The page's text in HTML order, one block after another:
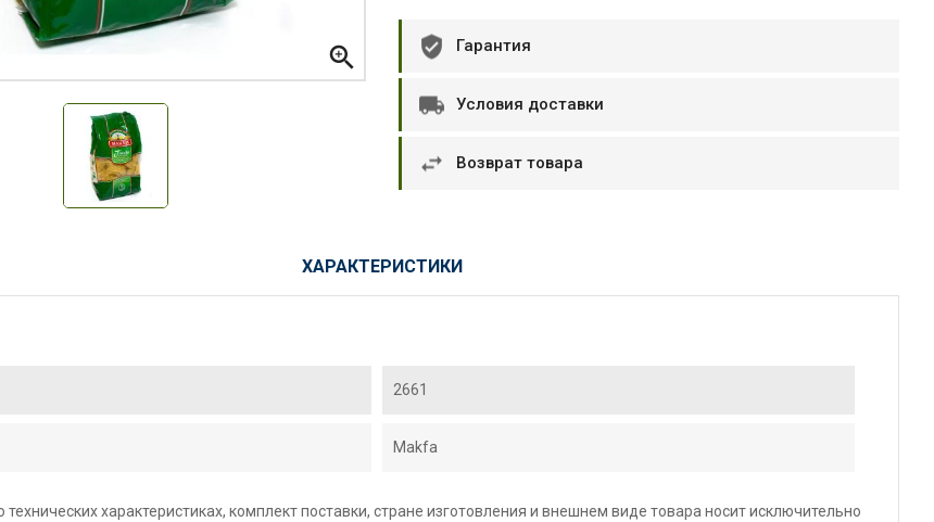
Ольга Кузяева
Лежу в больнице, сделала заказ, все
привезли раньше назначенного
времени. Курьер Анвар, спасибо ему!
максимально быстро. Покупал мясо
 Гарантия
Условия доставки
Возврат товара
ХАРАКТЕРИСТИКИ
2661
Makfa
характеристиках, комплект поставки, стране изготовления и внешнем виде товара носит исключительно